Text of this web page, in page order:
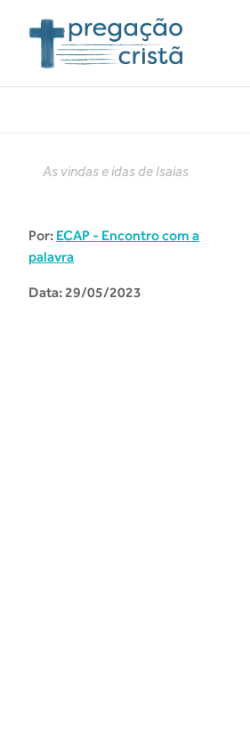
As vindas e idas de Isaias
Por: ECAP - Encontro com a
palavra
Data: 29/05/2023